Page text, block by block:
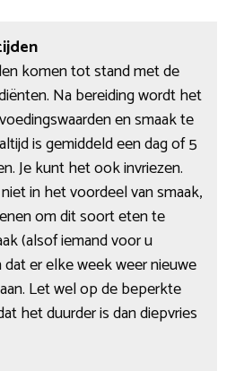
komen tot stand met de
Na bereiding wordt het
en smaak te
is gemiddeld een dag of 5
Je kunt het ook invriezen.
in het voordeel van smaak,
om dit soort eten te
(alsof iemand voor u
er elke week weer nieuwe
Let wel op de beperkte
het duurder is dan diepvries